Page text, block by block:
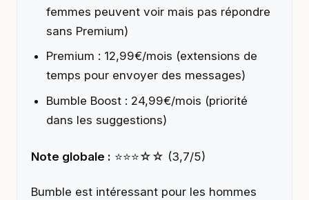
femmes peuvent voir mais pas répondre
sans Premium)
Premium : 12,99€/mois (extensions de
temps pour envoyer des messages)
Bumble Boost : 24,99€/mois (priorité
dans les suggestions)
Note globale : ⭐⭐⭐☆☆ (3,7/5)
Bumble est intéressant pour les hommes